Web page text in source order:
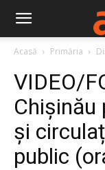
Acasă Primăria
VIDEO/
Chișinău
și
public